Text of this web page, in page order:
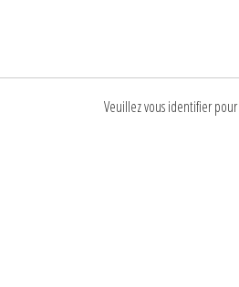
Veuillez vous identifier